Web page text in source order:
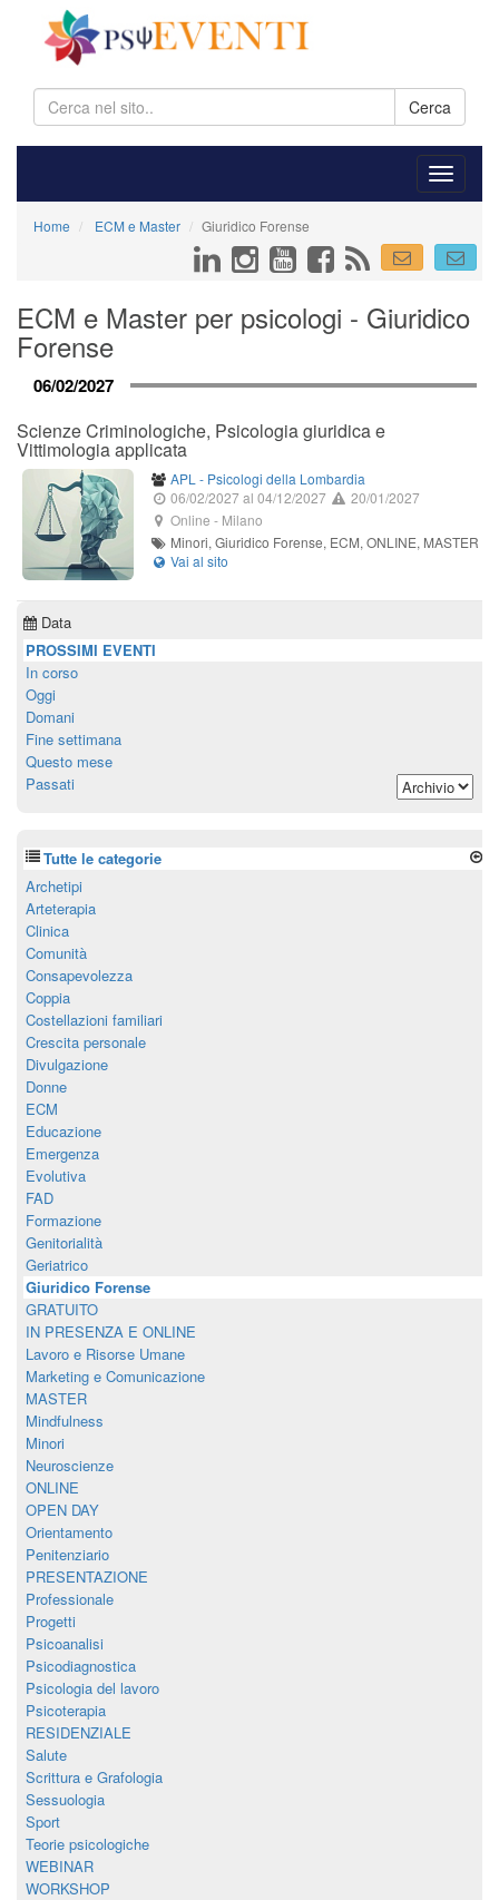
Cerca
Home ECM e Master Giuridico Forense
ECM e Master per psicologi - Giuridico
Forense
06/02/2027
Scienze Criminologiche, Psicologia giuridica e
Vittimologia applicata
APL - Psicologi della Lombardia
06/02/2027 al 04/12/2027
20/01/2027
Online - Milano
Minori, Giuridico Forense, ECM, ONLINE, MASTER
Data
PROSSIMI EVENTI
In corso
Oggi
Domani
Fine settimana
Questo mese
Passati
Tutte le categorie
Archetipi
Arteterapia
Clinica
Comunità
Consapevolezza
Coppia
Costellazioni familiari
Crescita personale
Divulgazione
Donne
ECM
Educazione
Emergenza
Evolutiva
FAD
Formazione
Genitorialità
Geriatrico
Giuridico Forense
GRATUITO
IN PRESENZA E ONLINE
Lavoro e Risorse Umane
Marketing e Comunicazione
MASTER
Mindfulness
Minori
Neuroscienze
ONLINE
OPEN DAY
Orientamento
Penitenziario
PRESENTAZIONE
Professionale
Progetti
Psicoanalisi
Psicodiagnostica
Psicologia del lavoro
Psicoterapia
RESIDENZIALE
Salute
Scrittura e Grafologia
Sessuologia
Sport
Teorie psicologiche
WEBINAR
WORKSHOP